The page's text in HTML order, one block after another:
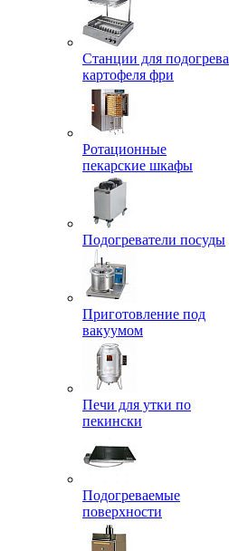
Станции для подогрева
картофеля фри
Ротационные
пекарские шкафы
Подогреватели посуды
Приготовление под
вакуумом
Печи для утки по
пекински
Подогреваемые
поверхности